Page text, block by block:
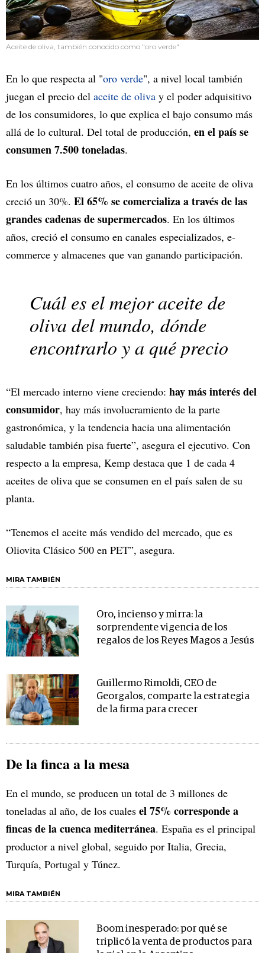
Aceite de oliva, también conocido como "oro verde"
En lo que respecta al "oro verde", a nivel local también
juegan el precio del aceite de oliva y el poder adquisitivo
de los consumidores, lo que explica el bajo consumo más
allá de lo cultural. Del total de producción, en el país se
consumen 7.500 toneladas.
En los últimos cuatro años, el consumo de aceite de oliva
creció un 30%. El 65% se comercializa a través de las
grandes cadenas de supermercados. En los últimos
años, creció el consumo en canales especializados, e-
commerce y almacenes que van ganando participación.
Cuál es el mejor aceite de
oliva del mundo, dónde
encontrarlo y a qué precio
“El mercado interno viene creciendo: hay más interés del
consumidor, hay más involucramiento de la parte
gastronómica, y la tendencia hacia una alimentación
saludable también pisa fuerte”, asegura el ejecutivo. Con
respecto a la empresa, Kemp destaca que 1 de cada 4
aceites de oliva que se consumen en el país salen de su
planta.
“Tenemos el aceite más vendido del mercado, que es
Oliovita Clásico 500 en PET”, asegura.
MIRA TAMBIÉN
Oro, incienso y mirra: la
sorprendente vigencia de los
regalos de los Reyes Magos a Jesús
Guillermo Rimoldi, CEO de
Georgalos, comparte la estrategia
de la firma para crecer
De la finca a la mesa
En el mundo, se producen un total de 3 millones de
toneladas al año, de los cuales el 75% corresponde a
fincas de la cuenca mediterránea. España es el principal
productor a nivel global, seguido por Italia, Grecia,
Turquía, Portugal y Túnez.
MIRA TAMBIÉN
Boom inesperado: por qué se
triplicó la venta de productos para